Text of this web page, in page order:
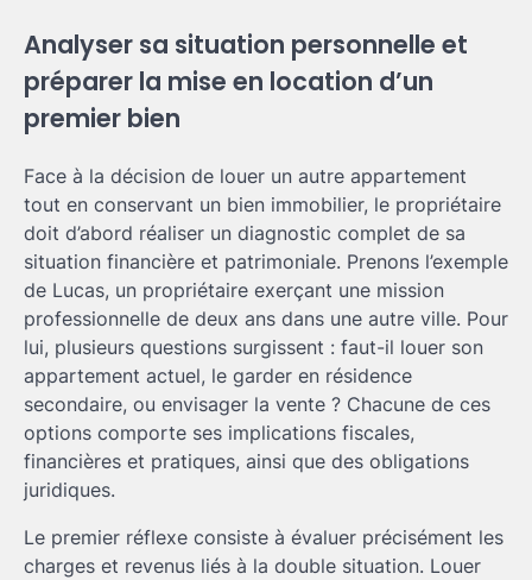
Analyser sa situation personnelle et
préparer la mise en location d’un
premier bien
Face à la décision de louer un autre appartement
tout en conservant un bien immobilier, le propriétaire
doit d’abord réaliser un diagnostic complet de sa
situation financière et patrimoniale. Prenons l’exemple
de Lucas, un propriétaire exerçant une mission
professionnelle de deux ans dans une autre ville. Pour
lui, plusieurs questions surgissent : faut-il louer son
appartement actuel, le garder en résidence
secondaire, ou envisager la vente ? Chacune de ces
options comporte ses implications fiscales,
financières et pratiques, ainsi que des obligations
juridiques.
Le premier réflexe consiste à évaluer précisément les
charges et revenus liés à la double situation. Louer